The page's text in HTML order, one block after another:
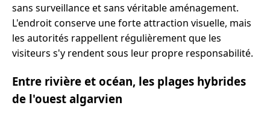
sans surveillance et sans véritable aménagement.
L'endroit conserve une forte attraction visuelle, mais
les autorités rappellent régulièrement que les
visiteurs s'y rendent sous leur propre responsabilité.
Entre rivière et océan, les plages hybrides
de l'ouest algarvien